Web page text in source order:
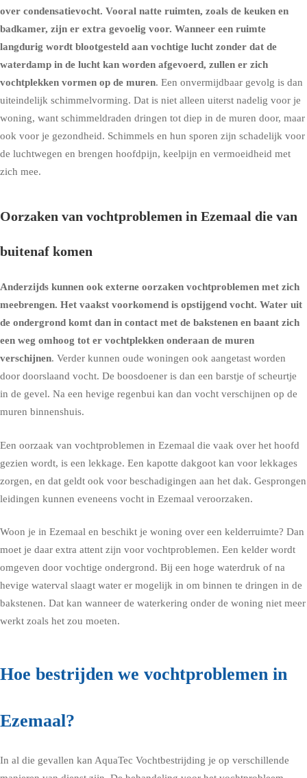
over condensatievocht. Vooral natte ruimten, zoals de keuken en
badkamer, zijn er extra gevoelig voor. Wanneer een ruimte
langdurig wordt blootgesteld aan vochtige lucht zonder dat de
waterdamp in de lucht kan worden afgevoerd, zullen er zich
vochtplekken vormen op de muren. Een onvermijdbaar gevolg is dan
uiteindelijk schimmelvorming. Dat is niet alleen uiterst nadelig voor je
woning, want schimmeldraden dringen tot diep in de muren door, maar
ook voor je gezondheid. Schimmels en hun sporen zijn schadelijk voor
de luchtwegen en brengen hoofdpijn, keelpijn en vermoeidheid met
zich mee.
Oorzaken van vochtproblemen in Ezemaal die van
buitenaf komen
Anderzijds kunnen ook externe oorzaken vochtproblemen met zich
meebrengen. Het vaakst voorkomend is opstijgend vocht. Water uit
de ondergrond komt dan in contact met de bakstenen en baant zich
een weg omhoog tot er vochtplekken onderaan de muren
verschijnen. Verder kunnen oude woningen ook aangetast worden
door doorslaand vocht. De boosdoener is dan een barstje of scheurtje
in de gevel. Na een hevige regenbui kan dan vocht verschijnen op de
muren binnenshuis.
Een oorzaak van vochtproblemen in Ezemaal die vaak over het hoofd
gezien wordt, is een lekkage. Een kapotte dakgoot kan voor lekkages
zorgen, en dat geldt ook voor beschadigingen aan het dak. Gesprongen
leidingen kunnen eveneens vocht in Ezemaal veroorzaken.
Woon je in Ezemaal en beschikt je woning over een kelderruimte? Dan
moet je daar extra attent zijn voor vochtproblemen. Een kelder wordt
omgeven door vochtige ondergrond. Bij een hoge waterdruk of na
hevige waterval slaagt water er mogelijk in om binnen te dringen in de
bakstenen. Dat kan wanneer de waterkering onder de woning niet meer
werkt zoals het zou moeten.
Hoe bestrijden we vochtproblemen in
Ezemaal?
In al die gevallen kan AquaTec Vochtbestrijding je op verschillende